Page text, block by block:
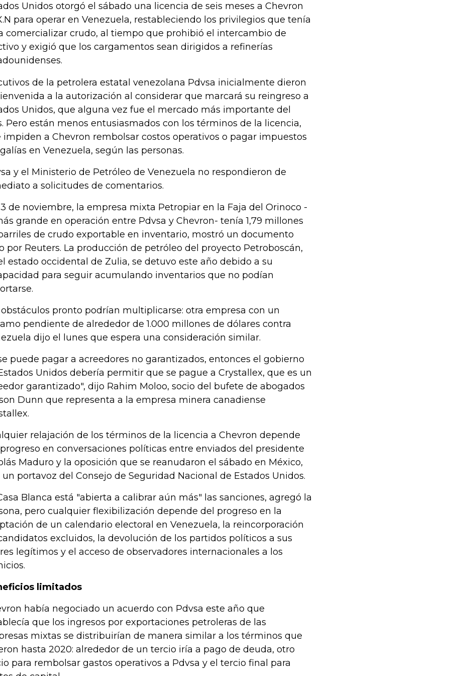
Unidos otorgó el sábado una licencia de seis meses a Chevron
para operar en Venezuela, restableciendo los privilegios que tenía
comercializar crudo, al tiempo que prohibió el intercambio de
y exigió que los cargamentos sean dirigidos a refinerías
de la petrolera estatal venezolana Pdvsa inicialmente dieron
a la autorización al considerar que marcará su reingreso a
Unidos, que alguna vez fue el mercado más importante del
Pero están menos entusiasmados con los términos de la licencia,
impiden a Chevron rembolsar costos operativos o pagar impuestos
en Venezuela, según las personas.
y el Ministerio de Petróleo de Venezuela no respondieron de
a solicitudes de comentarios.
de noviembre, la empresa mixta Petropiar en la Faja del Orinoco -
grande en operación entre Pdvsa y Chevron- tenía 1,79 millones
de crudo exportable en inventario, mostró un documento
por Reuters. La producción de petróleo del proyecto Petroboscán,
estado occidental de Zulia, se detuvo este año debido a su
para seguir acumulando inventarios que no podían
obstáculos pronto podrían multiplicarse: otra empresa con un
pendiente de alrededor de 1.000 millones de dólares contra
dijo el lunes que espera una consideración similar.
puede pagar a acreedores no garantizados, entonces el gobierno
Unidos debería permitir que se pague a Crystallex, que es un
garantizado", dijo Rahim Moloo, socio del bufete de abogados
Dunn que representa a la empresa minera canadiense
relajación de los términos de la licencia a Chevron depende
en conversaciones políticas entre enviados del presidente
Maduro y la oposición que se reanudaron el sábado en México,
portavoz del Consejo de Seguridad Nacional de Estados Unidos.
Blanca está "abierta a calibrar aún más" las sanciones, agregó la
pero cualquier flexibilización depende del progreso en la
de un calendario electoral en Venezuela, la reincorporación
excluidos, la devolución de los partidos políticos a sus
legítimos y el acceso de observadores internacionales a los
limitados
había negociado un acuerdo con Pdvsa este año que
que los ingresos por exportaciones petroleras de las
mixtas se distribuirían de manera similar a los términos que
hasta 2020: alrededor de un tercio iría a pago de deuda, otro
para rembolsar gastos operativos a Pdvsa y el tercio final para